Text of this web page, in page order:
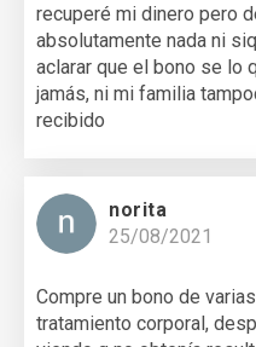
recuperé mi dinero pero
absolutamente nada ni
aclarar que el bono se lo
jamás, ni mi familia
recibido
norita
25/08/2021
Compre un bono de
tratamiento corporal,